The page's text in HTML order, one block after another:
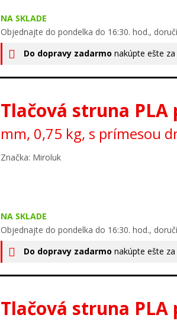
NA SKLADE
Objednajte do pondelka do 16:30. hod.,
Do dopravy zadarmo nakúpte ešte
Tlačová struna
mm, 0,75 kg, s prímesou
Značka: Miroluk
NA SKLADE
Objednajte do pondelka do 16:30. hod.,
Do dopravy zadarmo nakúpte ešte
Tlačová struna